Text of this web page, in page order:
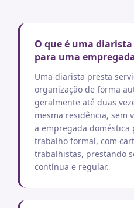
O que é uma
para uma
Uma diarista presta
organização de forma
geralmente até duas
mesma residência, sem
a empregada
trabalho formal, com
trabalhistas, prestando
contínua e regular.